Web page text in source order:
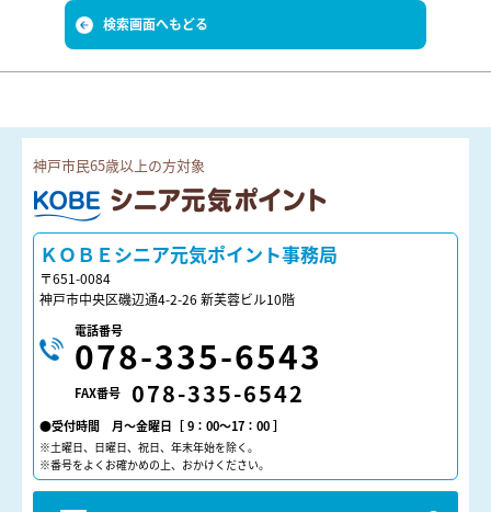
検索画面へもどる
神戸市民65歳以上の方対象
ＫＯＢＥシニア元気ポイント
ＫＯＢＥシニア元気ポイント事務局
〒651-0084
神戸市中央区磯辺通4-2-26 新芙蓉ビル10階
電話番号
078-335-6543
FAX番号 078-335-6542
●受付時間 月～金曜日［ 9：00～17：00 ］
※土曜日、日曜日、祝日、年末年始を除く。
※番号をよくお確かめの上、おかけください。